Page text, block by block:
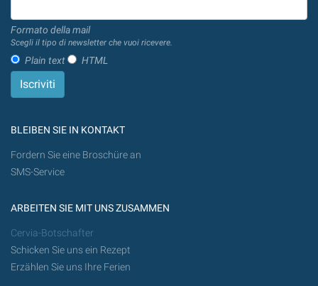
Formato della mail
Scegli il tipo di newsletter che vuoi ricevere.
Plain text HTML
BLEIBEN SIE IN KONTAKT
Fordern Sie eine Broschüre an
SMS-Service
ARBEITEN SIE MIT UNS ZUSAMMEN
Cervia-Botschafter
Schicken Sie uns ein Rezept
Erzählen Sie uns Ihre Ferien